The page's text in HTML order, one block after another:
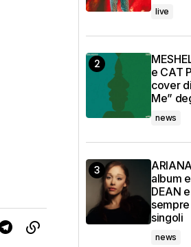
live
e CAT
cover
Me”
news
album
DEAN
singoli
news